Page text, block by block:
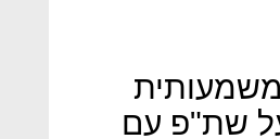
המלט על שת"פ עם